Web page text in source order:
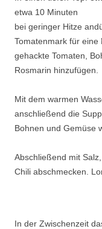
etwa 10 Minuten
bei geringer Hitze
Tomatenmark für
gehackte Tomaten,
Rosmarin hinzufügen.
Mit dem warmen
anschließend die
Bohnen und Gemüse
Abschließend mit
Chili abschmecken.
In der Zwischenzeit